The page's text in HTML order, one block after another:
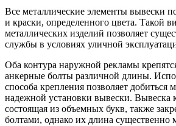
Все металлические элементы вывески
и краски, определенного цвета. Такой
металлических изделий позволяет
службы в условиях уличной
Оба контура наружной рекламы
анкерные болты различной длины.
способа крепления позволяет добиться
надежной установки вывески. Вывеска
состоящая из объемных букв, также
болтами, однако их длина существенно